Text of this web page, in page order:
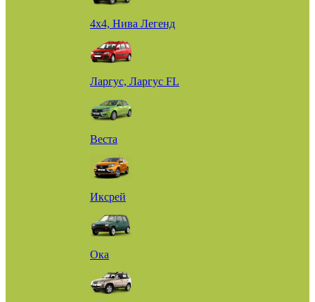
4х4, Нива Легенд
Ларгус, Ларгус FL
Веста
Иксрей
Ока